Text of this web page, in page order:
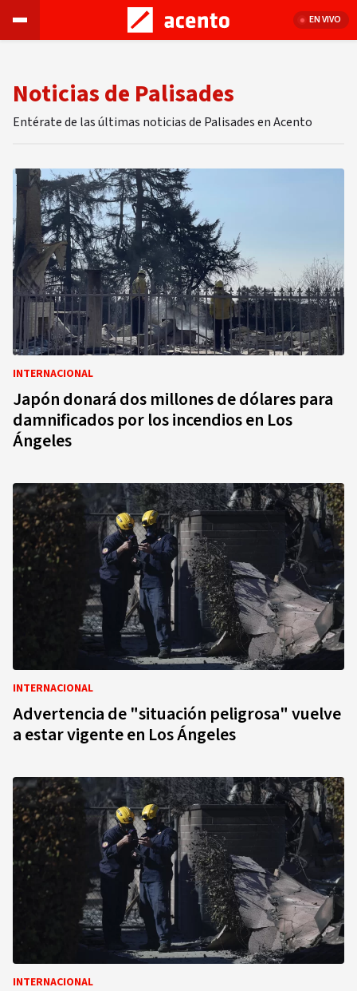
EN VIVO
Noticias de Palisades
Entérate de las últimas noticias de Palisades en Acento
INTERNACIONAL
Japón donará dos millones de dólares para
damnificados por los incendios en Los
Ángeles
INTERNACIONAL
Advertencia de "situación peligrosa" vuelve
a estar vigente en Los Ángeles
INTERNACIONAL